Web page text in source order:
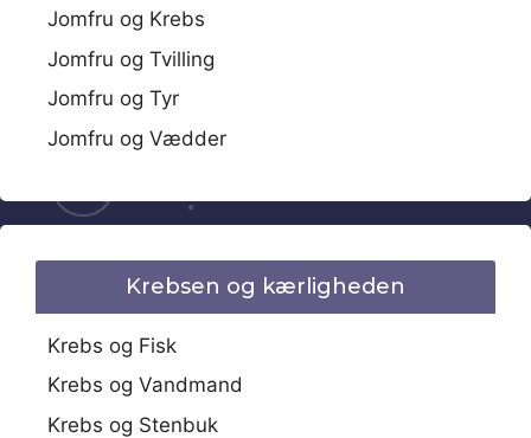
Jomfru og Krebs
Jomfru og Tvilling
Jomfru og Tyr
Jomfru og Vædder
Krebsen og kærligheden
Krebs og Fisk
Krebs og Vandmand
Krebs og Stenbuk